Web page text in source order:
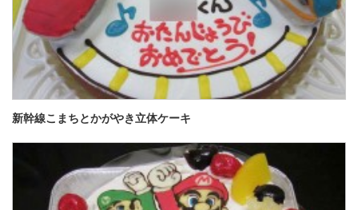
新幹線こまちとかがやき立体ケーキ